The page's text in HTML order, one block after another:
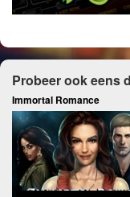
Probeer ook eens
Immortal Romance